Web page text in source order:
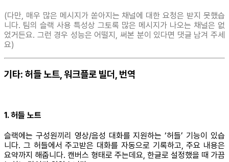
(다만, 매우 많은 메시지가 쏟아지는 채널에 대한 요청은 받지 못했습
니다. 팀의 슬랙 사용 특성상 그토록 많은 메시지가 나오는 채널은 없
었거든요. 그런 경우 성능은 어떨지, 써본 분이 있다면 댓글 남겨 주세
요)
기타: 허들 노트, 워크플로 빌더, 번역
1. 허들 노트
슬랙에는 구성원끼리 영상/음성 대화를 지원하는 ‘허들’ 기능이 있습
니다. 그 허들에서 주고받은 대화를 자동으로 기록하고, 주요 내용은
요약까지 해줍니다. 캔버스 형태로 주는데요, 한글로 설정했을 때 가끔